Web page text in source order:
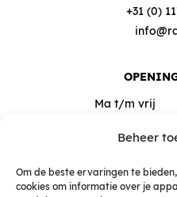
Beheer
Om de beste ervaringen te
cookies om informatie over je
+31 (0)
Ma t/m vrij
Buiten deze